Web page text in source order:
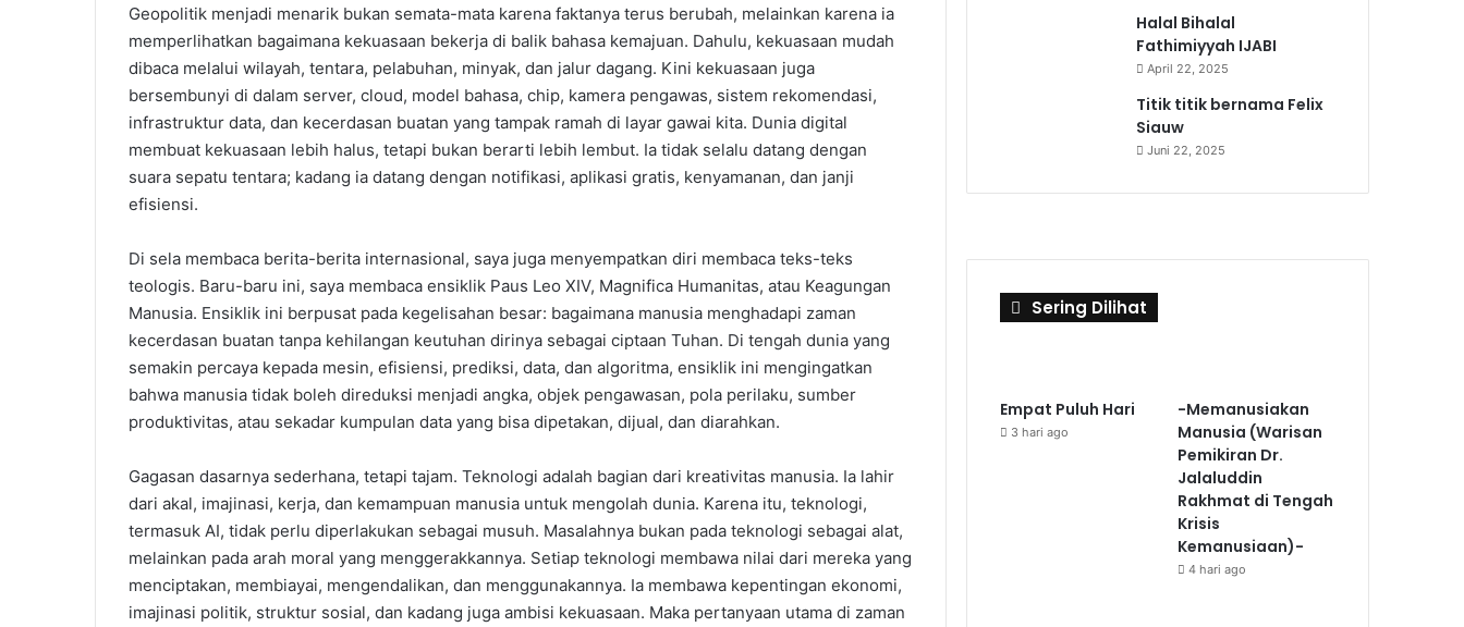
Geopolitik menjadi menarik bukan semata-mata karena faktanya terus berubah, melainkan karena ia
memperlihatkan bagaimana kekuasaan bekerja di balik bahasa kemajuan. Dahulu, kekuasaan mudah
dibaca melalui wilayah, tentara, pelabuhan, minyak, dan jalur dagang. Kini kekuasaan juga
bersembunyi di dalam server, cloud, model bahasa, chip, kamera pengawas, sistem rekomendasi,
infrastruktur data, dan kecerdasan buatan yang tampak ramah di layar gawai kita. Dunia digital
membuat kekuasaan lebih halus, tetapi bukan berarti lebih lembut. Ia tidak selalu datang dengan
suara sepatu tentara; kadang ia datang dengan notifikasi, aplikasi gratis, kenyamanan, dan janji
efisiensi.
Di sela membaca berita-berita internasional, saya juga menyempatkan diri membaca teks-teks
teologis. Baru-baru ini, saya membaca ensiklik Paus Leo XIV, Magnifica Humanitas, atau Keagungan
Manusia. Ensiklik ini berpusat pada kegelisahan besar: bagaimana manusia menghadapi zaman
kecerdasan buatan tanpa kehilangan keutuhan dirinya sebagai ciptaan Tuhan. Di tengah dunia yang
semakin percaya kepada mesin, efisiensi, prediksi, data, dan algoritma, ensiklik ini mengingatkan
bahwa manusia tidak boleh direduksi menjadi angka, objek pengawasan, pola perilaku, sumber
produktivitas, atau sekadar kumpulan data yang bisa dipetakan, dijual, dan diarahkan.
Gagasan dasarnya sederhana, tetapi tajam. Teknologi adalah bagian dari kreativitas manusia. Ia lahir
dari akal, imajinasi, kerja, dan kemampuan manusia untuk mengolah dunia. Karena itu, teknologi,
termasuk AI, tidak perlu diperlakukan sebagai musuh. Masalahnya bukan pada teknologi sebagai alat,
melainkan pada arah moral yang menggerakkannya. Setiap teknologi membawa nilai dari mereka yang
menciptakan, membiayai, mengendalikan, dan menggunakannya. Ia membawa kepentingan ekonomi,
imajinasi politik, struktur sosial, dan kadang juga ambisi kekuasaan. Maka pertanyaan utama di zaman
Halal Bihalal
Fathimiyyah IJABI
April 22, 2025
Titik titik bernama Felix
Siauw
Juni 22, 2025
Sering Dilihat
Empat Puluh Hari
3 hari ago
-Memanusiakan
Manusia (Warisan
Pemikiran Dr.
Jalaluddin
Rakhmat di Tengah
Krisis
Kemanusiaan)-
4 hari ago